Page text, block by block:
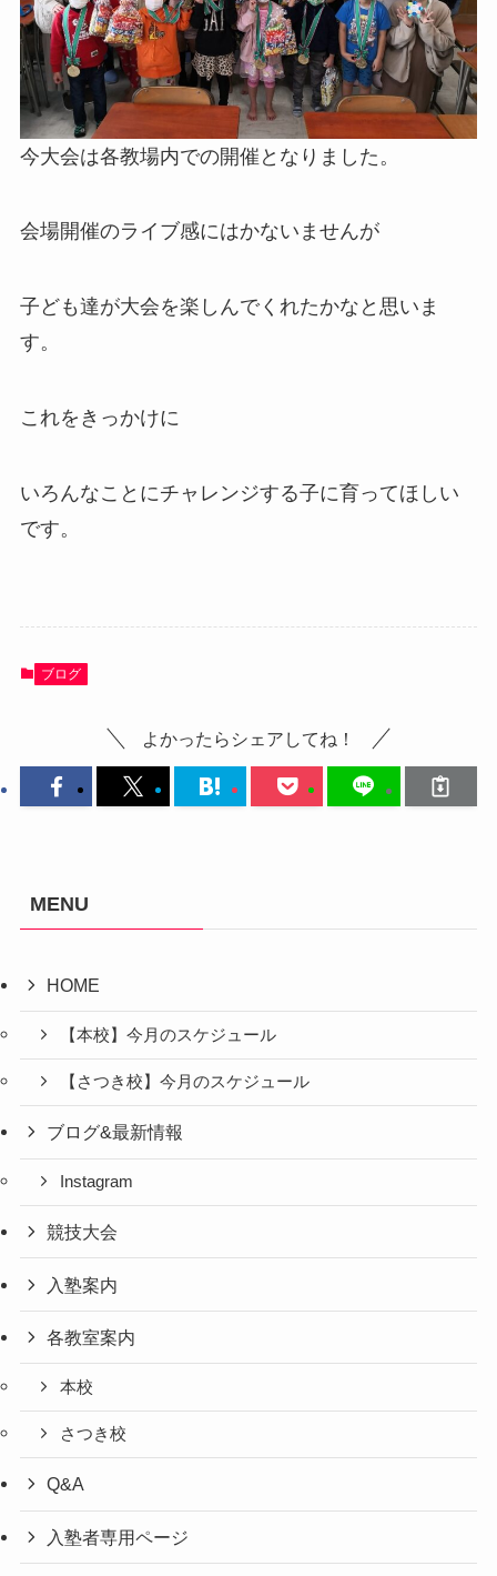
今大会は各教場内での開催となりました。
会場開催のライブ感にはかないませんが
子ども達が大会を楽しんでくれたかなと思いま
す。
これをきっかけに
いろんなことにチャレンジする子に育ってほしい
です。
ブログ
よかったらシェアしてね！
MENU
HOME
【本校】今月のスケジュール
【さつき校】今月のスケジュール
ブログ&最新情報
Instagram
競技大会
入塾案内
各教室案内
本校
さつき校
Q&A
入塾者専用ページ